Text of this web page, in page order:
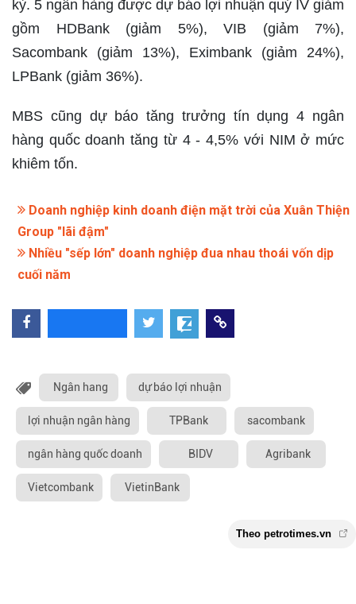
kỳ. 5 ngân hàng được dự báo lợi nhuận quý IV giảm
gồm HDBank (giảm 5%), VIB (giảm 7%),
Sacombank (giảm 13%), Eximbank (giảm 24%),
LPBank (giảm 36%).
MBS cũng dự báo tăng trưởng tín dụng 4 ngân
hàng quốc doanh tăng từ 4 - 4,5% với NIM ở mức
khiêm tốn.
Doanh nghiệp kinh doanh điện mặt trời của Xuân Thiện
Group "lãi đậm"
Nhiều "sếp lớn" doanh nghiệp đua nhau thoái vốn dịp
cuối năm
Ngân hang dự báo lợi nhuận
lợi nhuận ngân hàng TPBank sacombank
ngân hàng quốc doanh BIDV Agribank
Vietcombank VietinBank